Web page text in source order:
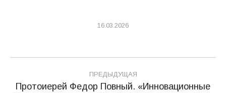
16.03.2026
Навигация
по
ПРЕДЫДУЩАЯ
Протоиерей Федор Повный. «Инновационные